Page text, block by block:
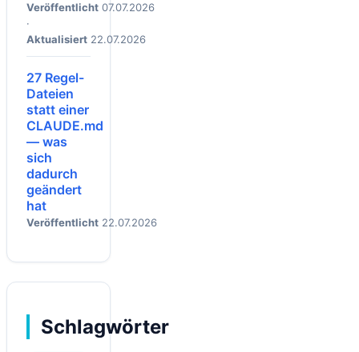
Veröffentlicht 07.07.2026
·
Aktualisiert 22.07.2026
27 Regel-
Dateien
statt einer
CLAUDE.md
— was
sich
dadurch
geändert
hat
Veröffentlicht 22.07.2026
Schlagwörter